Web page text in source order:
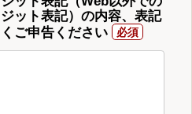
ット表記）の内容、表記
ご申告ください